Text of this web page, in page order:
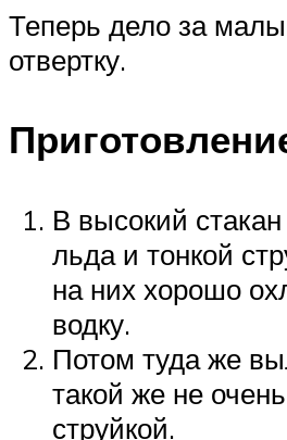
Теперь дело за
отвертку.
В высокий
льда и тонкой
на них хорошо
водку.
Потом туда же
такой же не
струйкой.